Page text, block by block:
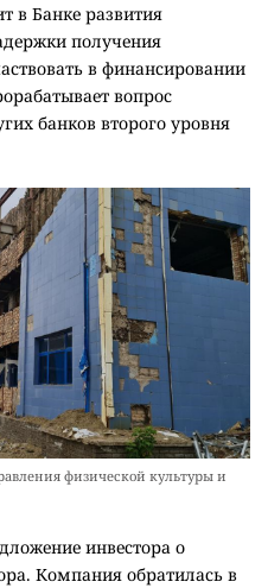
в Банке развития
получения
в финансировании
вопрос
банков второго уровня
физической культуры и
инвестора о
Компания обратилась в